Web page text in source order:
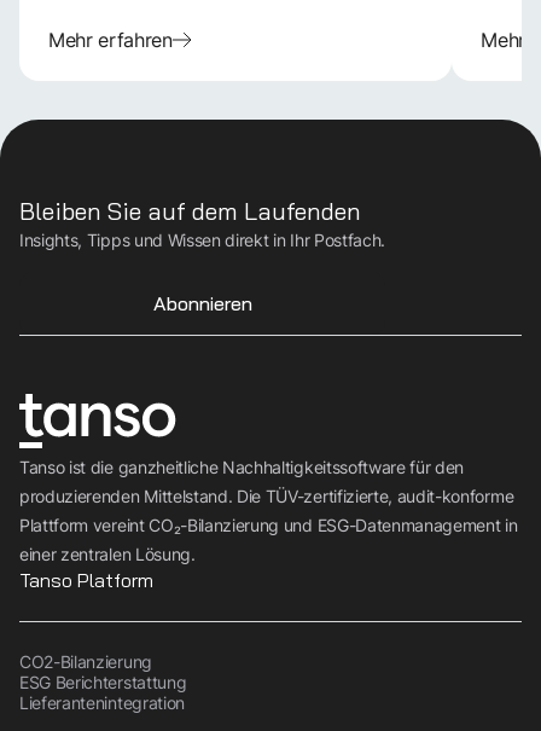
Mehr erfahren Mehr
Tanso ist die ganzheitliche Nachhaltigkeitssoftware für den
produzierenden Mittelstand. Die TÜV-zertifizierte, audit-konforme
Plattform vereint CO₂-Bilanzierung und ESG-Datenmanagement in
einer zentralen Lösung.
Bleiben Sie auf dem Laufenden
Insights, Tipps und Wissen direkt in Ihr Postfach.
Abonnieren
Tanso Platform
CO2-Bilanzierung
ESG Berichterstattung
Lieferantenintegration